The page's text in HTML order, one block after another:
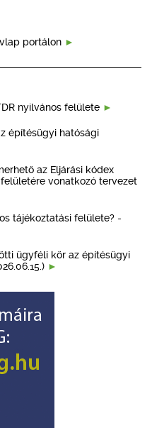
portálon
nyilvános felülete
építésügyi hatósági
az Eljárási kódex
vonatkozó tervezet
tájékoztatási felülete? -
ügyféli kör az építésügyi